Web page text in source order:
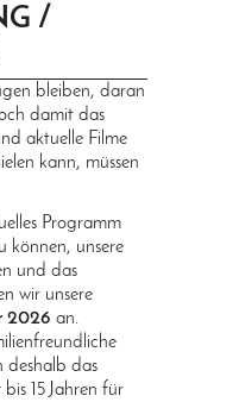
/
bleiben, daran
damit das
aktuelle Filme
kann, müssen
Programm
können, unsere
und das
wir unsere
2026 an.
deshalb das
15 Jahren für